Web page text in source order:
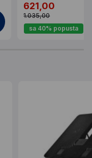
621,00
1.035,00
sa 40% popusta